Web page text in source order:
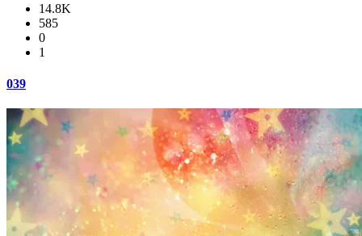
14.8K
585
0
1
039